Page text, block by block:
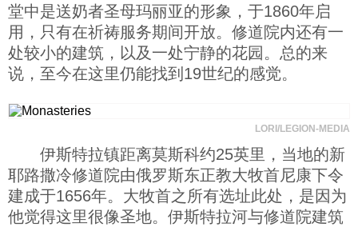
堂中是送奶者圣母玛丽亚的形象，于1860年启
用，只有在祈祷服务期间开放。修道院内还有一
处较小的建筑，以及一处宁静的花园。总的来
说，至今在这里仍能找到19世纪的感觉。
LORI/LEGION-MEDIA
伊斯特拉镇距离莫斯科约25英里，当地的新
耶路撒冷修道院由俄罗斯东正教大牧首尼康下令
建成于1656年。大牧首之所有选址此处，是因为
他觉得这里很像圣地。伊斯特拉河与修道院建筑